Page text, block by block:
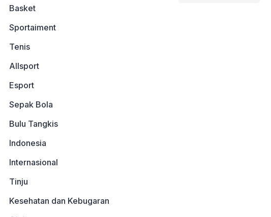
Basket
Sportaiment
Tenis
Allsport
Esport
Sepak Bola
Bulu Tangkis
Indonesia
Internasional
Tinju
Kesehatan dan Kebugaran